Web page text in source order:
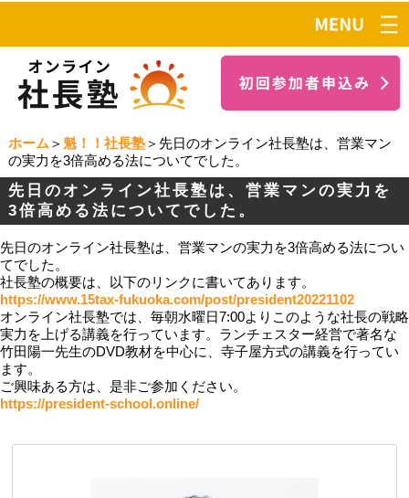
ホーム ＞ 魁！！社長塾＞先日のオンライン社長塾は、営業マン
の実力を3倍高める法についてでした。
先日のオンライン社長塾は、営業マンの実力を
3倍高める法についてでした。
先日のオンライン社長塾は、営業マンの実力を3倍高める法につい
てでした。
社長塾の概要は、以下のリンクに書いてあります。
https://www.15tax-fukuoka.com/post/president20221102
オンライン社長塾では、毎朝水曜日7:00よりこのような社長の戦略
実力を上げる講義を行っています。ランチェスター経営で著名な
竹田陽一先生のDVD教材を中心に、寺子屋方式の講義を行ってい
ます。
ご興味ある方は、是非ご参加ください。
https://president-school.online/